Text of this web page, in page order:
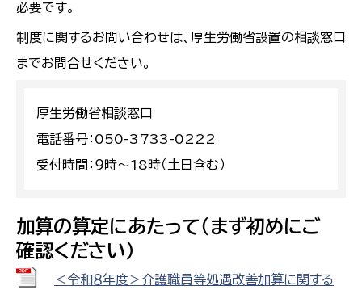
必要です。
制度に関するお問い合わせは、厚生労働省設置の相談窓口
までお問合せください。
厚生労働省相談窓口
電話番号：050-3733-0222
受付時間：９時～18時（土日含む）
加算の算定にあたって（まず初めにご
確認ください）
＜令和８年度＞介護職員等処遇改善加算に関する